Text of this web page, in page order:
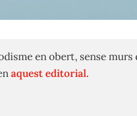
en obert, sense murs
aquest editorial.